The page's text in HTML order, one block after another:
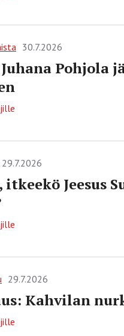
30.7.2026
Juhana Pohjola
29.7.2026
Jeesus
29.7.2026
Kahvilan